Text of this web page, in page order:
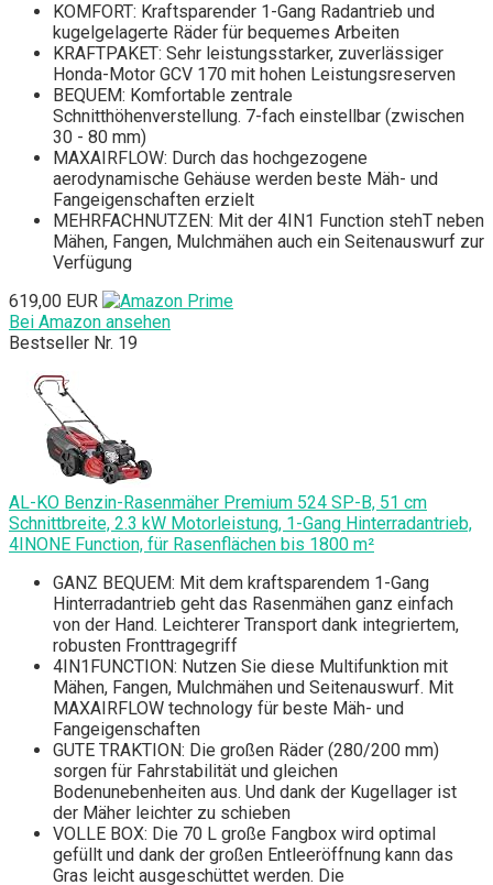
KOMFORT: Kraftsparender 1-Gang Radantrieb und
kugelgelagerte Räder für bequemes Arbeiten
KRAFTPAKET: Sehr leistungsstarker, zuverlässiger
Honda-Motor GCV 170 mit hohen Leistungsreserven
BEQUEM: Komfortable zentrale
Schnitthöhenverstellung. 7-fach einstellbar (zwischen
30 - 80 mm)
MAXAIRFLOW: Durch das hochgezogene
aerodynamische Gehäuse werden beste Mäh- und
Fangeigenschaften erzielt
MEHRFACHNUTZEN: Mit der 4IN1 Function stehT neben
Mähen, Fangen, Mulchmähen auch ein Seitenauswurf zur
Verfügung
619,00 EUR
Bei Amazon ansehen
Bestseller Nr. 19
AL-KO Benzin-Rasenmäher Premium 524 SP-B, 51 cm
Schnittbreite, 2.3 kW Motorleistung, 1-Gang Hinterradantrieb,
4INONE Function, für Rasenflächen bis 1800 m²
GANZ BEQUEM: Mit dem kraftsparendem 1-Gang
Hinterradantrieb geht das Rasenmähen ganz einfach
von der Hand. Leichterer Transport dank integriertem,
robusten Fronttragegriff
4IN1FUNCTION: Nutzen Sie diese Multifunktion mit
Mähen, Fangen, Mulchmähen und Seitenauswurf. Mit
MAXAIRFLOW technology für beste Mäh- und
Fangeigenschaften
GUTE TRAKTION: Die großen Räder (280/200 mm)
sorgen für Fahrstabilität und gleichen
Bodenunebenheiten aus. Und dank der Kugellager ist
der Mäher leichter zu schieben
VOLLE BOX: Die 70 L große Fangbox wird optimal
gefüllt und dank der großen Entleeröffnung kann das
Gras leicht ausgeschüttet werden. Die